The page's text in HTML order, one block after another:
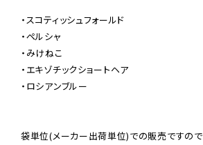
・スコティッシュフォールド
・ペルシャ
・みけねこ
・エキゾチックショートヘア
・ロシアンブルー
袋単位(メーカー出荷単位)での販売ですので